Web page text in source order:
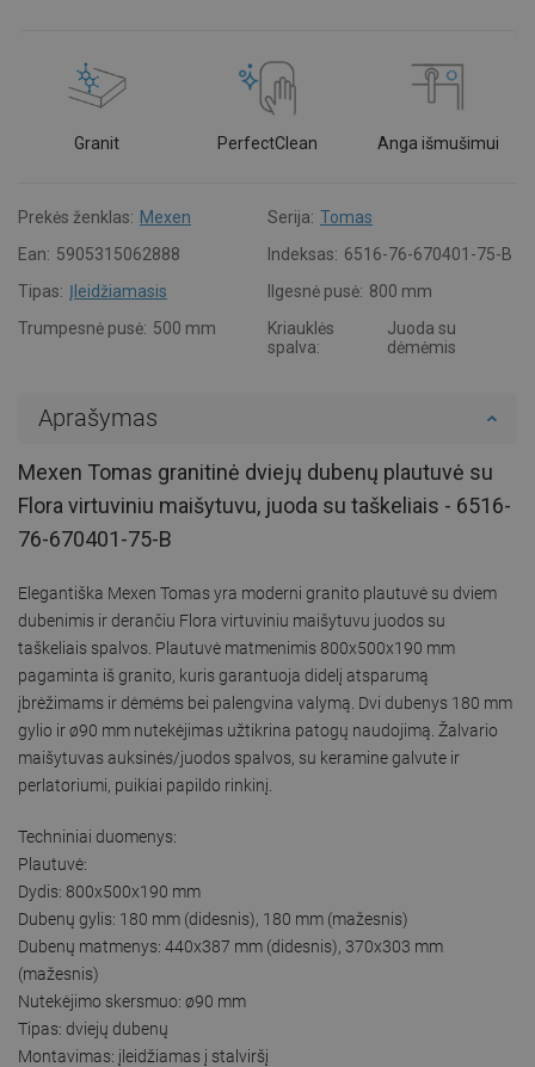
Granit PerfectClean Anga išmušimui
Prekės ženklas: Mexen Serija: Tomas
Ean: 5905315062888 Indeksas: 6516-76-670401-75-B
Tipas: Įleidžiamasis Ilgesnė pusė: 800 mm
Trumpesnė pusė: 500 mm
Kriauklės
spalva:
Juoda su
dėmėmis
Aprašymas
Mexen Tomas granitinė dviejų dubenų plautuvė su
Flora virtuviniu maišytuvu, juoda su taškeliais - 6516-
76-670401-75-B
Elegantiška Mexen Tomas yra moderni granito plautuvė su dviem
dubenimis ir derančiu Flora virtuviniu maišytuvu juodos su
taškeliais spalvos. Plautuvė matmenimis 800x500x190 mm
pagaminta iš granito, kuris garantuoja didelį atsparumą
įbrėžimams ir dėmėms bei palengvina valymą. Dvi dubenys 180 mm
gylio ir ø90 mm nutekėjimas užtikrina patogų naudojimą. Žalvario
maišytuvas auksinės/juodos spalvos, su keramine galvute ir
perlatoriumi, puikiai papildo rinkinį.
Techniniai duomenys:
Plautuvė:
Dydis: 800x500x190 mm
Dubenų gylis: 180 mm (didesnis), 180 mm (mažesnis)
Dubenų matmenys: 440x387 mm (didesnis), 370x303 mm
(mažesnis)
Nutekėjimo skersmuo: ø90 mm
Tipas: dviejų dubenų
Montavimas: įleidžiamas į stalviršį